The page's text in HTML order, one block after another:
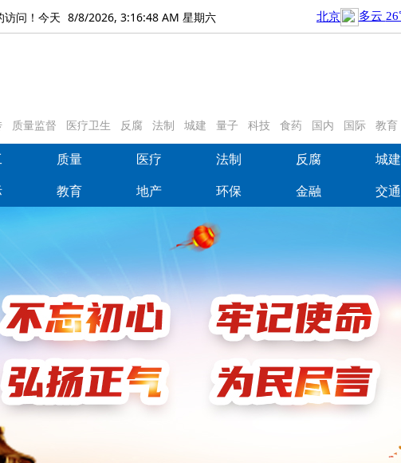
8/8/2026, 3:16:50 AM 星期六
访问！今天
质量监督 医疗卫生 反腐 法制 城建 量子 科技 食药 国内 国际 教育
质量
质量
医疗
医疗
法制
法制
反腐
反腐
城建
城建
教育
地产
环保
金融
交通